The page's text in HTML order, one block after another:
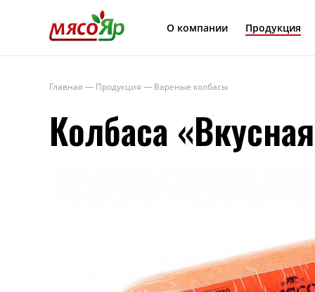
О компании Продукция
Главная — Продукция — Вареные колбасы
Колбаса